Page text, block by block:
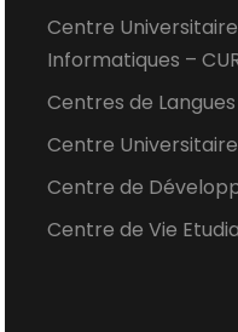
Centre
Informatiques –
Centres de Langues
Centre
Centre de
Centre de Vie